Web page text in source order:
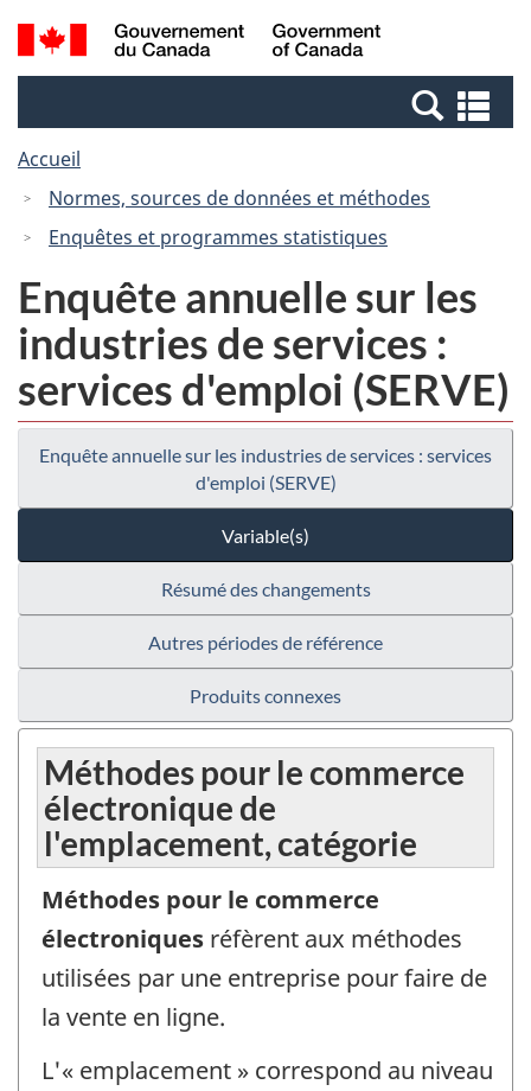
Passer
au
Passer
à
Canada
Recherche
et
et
Accueil
Normes, sources de données et méthodes
Enquêtes et programmes statistiques
Enquête annuelle sur les
industries de services :
services d'emploi (SERVE)
Enquête annuelle sur les industries de services : services
d'emploi (SERVE)
Variable(s)
Résumé des changements
Autres périodes de référence
Produits connexes
Méthodes pour le commerce
électronique de
l'emplacement, catégorie
Méthodes pour le commerce
électroniques réfèrent aux méthodes
utilisées par une entreprise pour faire de
la vente en ligne.
L'« emplacement » correspond au niveau